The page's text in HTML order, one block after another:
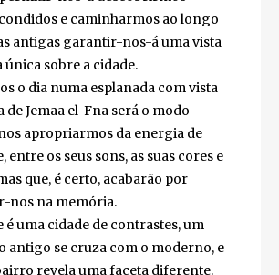
uma experiência mais
Jardins Majorelle e o Jardim da
refúgios de paz onde a
em toda a sua beleza.
pelas ruas da medina ao
nos-á descobrirmos
e caminharmos ao
antigas garantir-nos-á
única sobre a cidade.
o dia numa esplanada com
de Jemaa el-Fna será o
de nos apropriarmos da